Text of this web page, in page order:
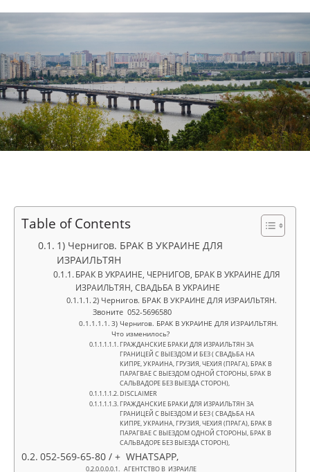
Table of Contents
1) Чернигов. БРАК В УКРАИНЕ ДЛЯ
ИЗРАИЛЬТЯН
БРАК В УКРАИНЕ, ЧЕРНИГОВ, БРАК В УКРАИНЕ ДЛЯ
ИЗРАИЛЬТЯН, СВАДЬБА В УКРАИНЕ
2) Чернигов. БРАК В УКРАИНЕ ДЛЯ ИЗРАИЛЬТЯН.
Звоните 052-5696580
3) Чернигов. БРАК В УКРАИНЕ ДЛЯ ИЗРАИЛЬТЯН.
Что изменилось?
ГРАЖДАНСКИЕ БРАКИ ДЛЯ ИЗРАИЛЬТЯН ЗА
ГРАНИЦЕЙ С ВЫЕЗДОМ И БЕЗ ( СВАДЬБА НА
КИПРЕ, УКРАИНА, ГРУЗИЯ, ЧЕХИЯ (ПРАГА), БРАК В
ПАРАГВАЕ С ВЫЕЗДОМ ОДНОЙ СТОРОНЫ, БРАК В
САЛЬВАДОРЕ БЕЗ ВЫЕЗДА СТОРОН),
DISCLAIMER
ГРАЖДАНСКИЕ БРАКИ ДЛЯ ИЗРАИЛЬТЯН ЗА
ГРАНИЦЕЙ С ВЫЕЗДОМ И БЕЗ ( СВАДЬБА НА
КИПРЕ, УКРАИНА, ГРУЗИЯ, ЧЕХИЯ (ПРАГА), БРАК В
ПАРАГВАЕ С ВЫЕЗДОМ ОДНОЙ СТОРОНЫ, БРАК В
САЛЬВАДОРЕ БЕЗ ВЫЕЗДА СТОРОН),
052-569-65-80 / + WHATSAPP,
АГЕНТСТВО В ИЗРАИЛЕ